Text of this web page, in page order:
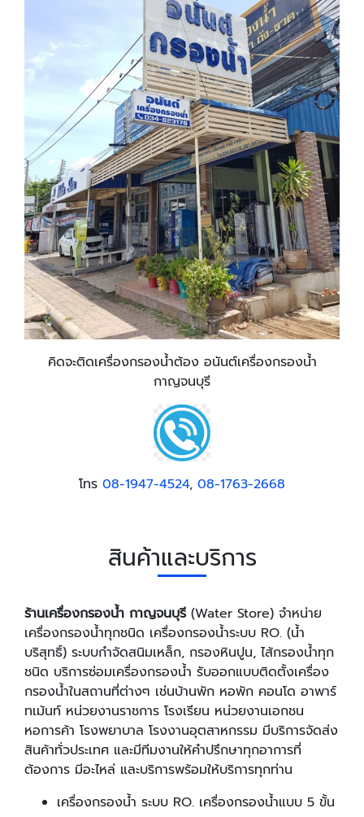
คิดจะติดเครื่องกรองน้ำต้อง อนันต์เครื่องกรองน้ำ
กาญจนบุรี
โทร 08-1947-4524, 08-1763-2668
สินค้าและบริการ
ร้านเครื่องกรองน้ำ กาญจนบุรี (Water Store) จำหน่าย
เครื่องกรองน้ำทุกชนิด เครื่องกรองน้ำระบบ RO. (น้ำ
บริสุทธิ์) ระบบกำจัดสนิมเหล็ก, กรองหินปูน, ไส้กรองน้ำทุก
ชนิด บริการซ่อมเครื่องกรองน้ำ รับออกแบบติดตั้งเครื่อง
กรองน้ำในสถานที่ต่างๆ เช่นบ้านพัก หอพัก คอนโด อาพาร์
ทเม้นท์ หน่วยงานราชการ โรงเรียน หน่วยงานเอกชน
หอการค้า โรงพยาบาล โรงงานอุตสาหกรรม มีบริการจัดส่ง
สินค้าทั่วประเทศ และมีทีมงานให้คำปรึกษาทุกอาการที่
ต้องการ มีอะไหล่ และบริการพร้อมให้บริการทุกท่าน
เครื่องกรองน้ำ ระบบ RO. เครื่องกรองน้ำแบบ 5 ขั้น